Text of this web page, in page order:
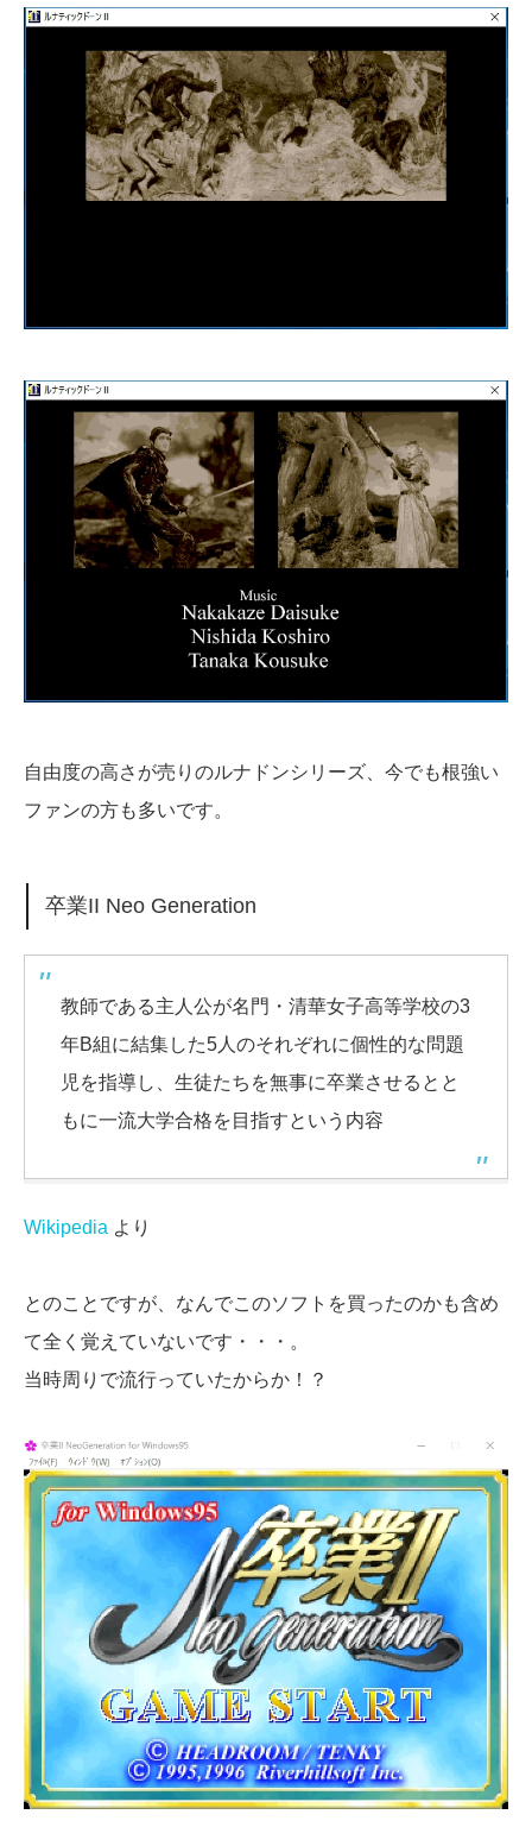
自由度の高さが売りのルナドンシリーズ、今でも根強い
ファンの方も多いです。
卒業II Neo Generation
教師である主人公が名門・清華女子高等学校の3
年B組に結集した5人のそれぞれに個性的な問題
児を指導し、生徒たちを無事に卒業させるとと
もに一流大学合格を目指すという内容
Wikipedia より
とのことですが、なんでこのソフトを買ったのかも含め
て全く覚えていないです・・・。
当時周りで流行っていたからか！？